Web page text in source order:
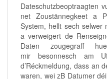
Dateschutzbeoptraagten
net Zoustännegkeet a
System, hellt sech selwer
a verweigert de
Daten zougegraff
mir besonnesch am
d’Réckmeldung, dass an
waren, wei zB Datumer